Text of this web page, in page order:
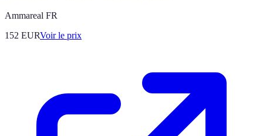
Ammareal FR
152 EURVoir le prix